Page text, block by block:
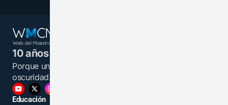
10 años juntos y más unidos.
Porque un maestro informado es una luz en la
oscuridad.
Educación